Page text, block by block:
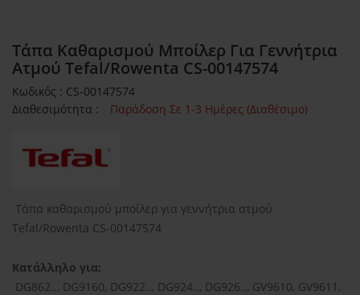
Τάπα Καθαρισμού Μποίλερ Για Γεννήτρια
Ατμού Tefal/Rowenta CS-00147574
Κωδικός : CS-00147574
Διαθεσιμότητα :
Παράδοση Σε 1-3 Ημέρες (Διαθέσιμο)
Τάπα καθαρισμού μποίλερ για γεννήτρια ατμού
Tefal/Rowenta CS-00147574
Κατάλληλο για:
DG862.., DG9160, DG922.., DG924.., DG926.., GV9610, GV9611,